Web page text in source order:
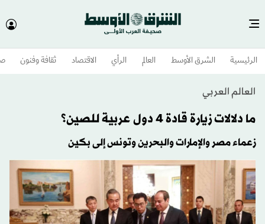
الرئيسية الشرق الأوسط​ العالم الرأي الاقتصاد ثقافة وفنون
العالم العربي
ما دلالات زيارة قادة 4 دول عربية للصين؟
زعماء مصر والإمارات والبحرين وتونس إلى بكين